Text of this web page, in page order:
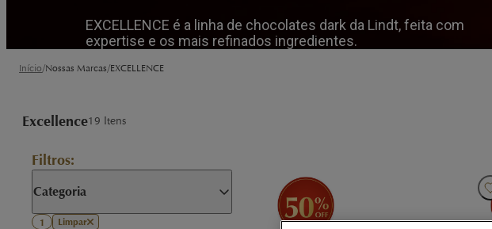
EXCELLENCE é a linha de chocolates dark da Lindt, feita com
expertise e os mais refinados ingredientes.
Início/Nossas Marcas/EXCELLENCE
Excellence19 Itens
Filtros:
Categoria
1 Limpar